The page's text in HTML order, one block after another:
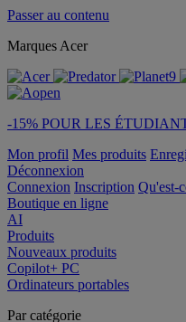
Passer au contenu
Marques Acer
-15% POUR LES
Mon profil Mes produits
Déconnexion
Connexion Inscription Qu'est-
Boutique en ligne
AI
Produits
Nouveaux produits
Copilot+ PC
Ordinateurs portables
Par catégorie